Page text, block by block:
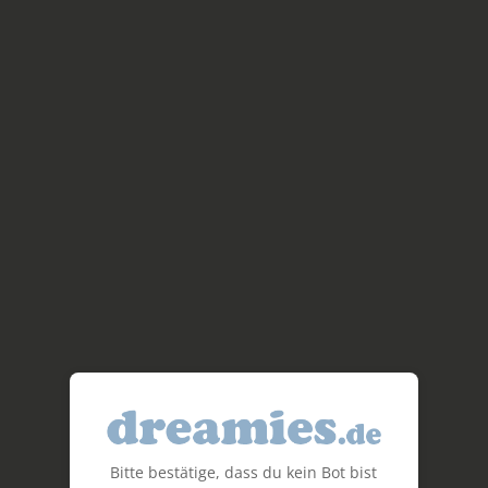
Bitte bestätige, dass du kein Bot bist